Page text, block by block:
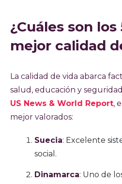
¿Cuáles son
mejor calidad
La calidad de vida abarca
salud, educación y
US News & World Report,
mejor valorados:
Suecia: Excelente
social.
Dinamarca: Uno de